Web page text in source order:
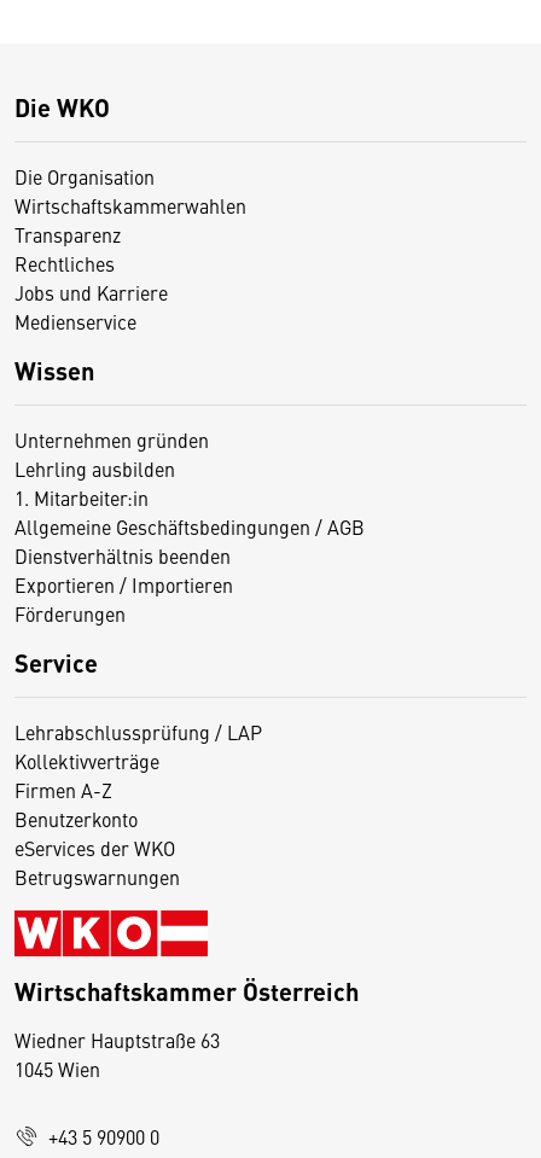
Die WKO
Die Organisation
Wirtschaftskammerwahlen
Transparenz
Rechtliches
Jobs und Karriere
Medienservice
Wissen
Unternehmen gründen
Lehrling ausbilden
1. Mitarbeiter:in
Allgemeine Geschäftsbedingungen / AGB
Dienstverhältnis beenden
Exportieren / Importieren
Förderungen
Service
Lehrabschlussprüfung / LAP
Kollektivverträge
Firmen A-Z
Benutzerkonto
eServices der WKO
Betrugswarnungen
Wirtschaftskammer Österreich
Wiedner Hauptstraße 63
1045 Wien
+43 5 90900 0
D
s